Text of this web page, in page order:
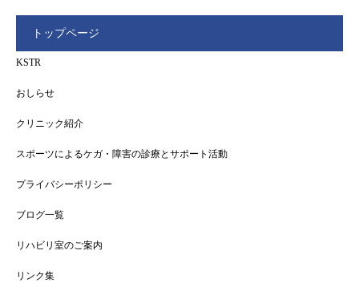
トップページ
KSTR
おしらせ
クリニック紹介
スポーツによるケガ・障害の診療とサポート活動
プライバシーポリシー
ブログ一覧
リハビリ室のご案内
リンク集